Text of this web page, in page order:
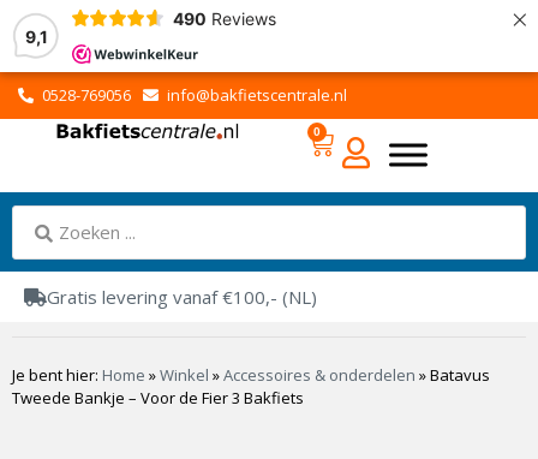
9,1
490 Reviews ×
0528-769056 info@bakfietscentrale.nl
0
Gratis levering vanaf €100,- (NL)
Je bent hier: Home »Winkel »Accessoires & onderdelen »Batavus
Tweede Bankje – Voor de Fier 3 Bakfiets